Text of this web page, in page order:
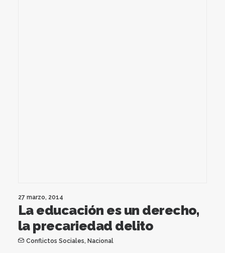
27 marzo, 2014
La educación es un derecho,
la precariedad delito
Conflictos Sociales, Nacional